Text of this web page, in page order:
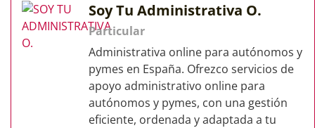
Soy Tu Administrativa O.
Particular
Administrativa online para autónomos y
pymes en España. Ofrezco servicios de
apoyo administrativo online para
autónomos y pymes, con una gestión
eficiente, ordenada y adaptada a tu